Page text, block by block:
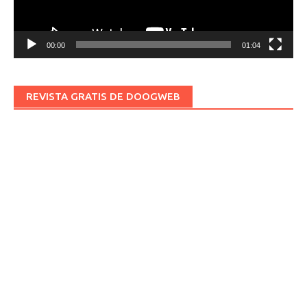
00:00 01:04
REVISTA GRATIS DE DOOGWEB